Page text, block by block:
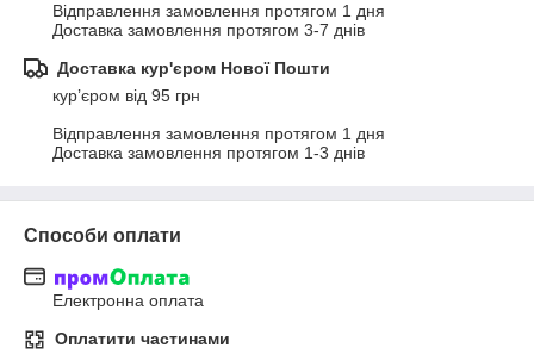
Відправлення замовлення протягом 1 дня
Доставка замовлення протягом 3-7 днів
Доставка кур'єром Нової Пошти
кур’єром від 95 грн
Відправлення замовлення протягом 1 дня
Доставка замовлення протягом 1-3 днів
Способи оплати
Електронна оплата
Оплатити частинами